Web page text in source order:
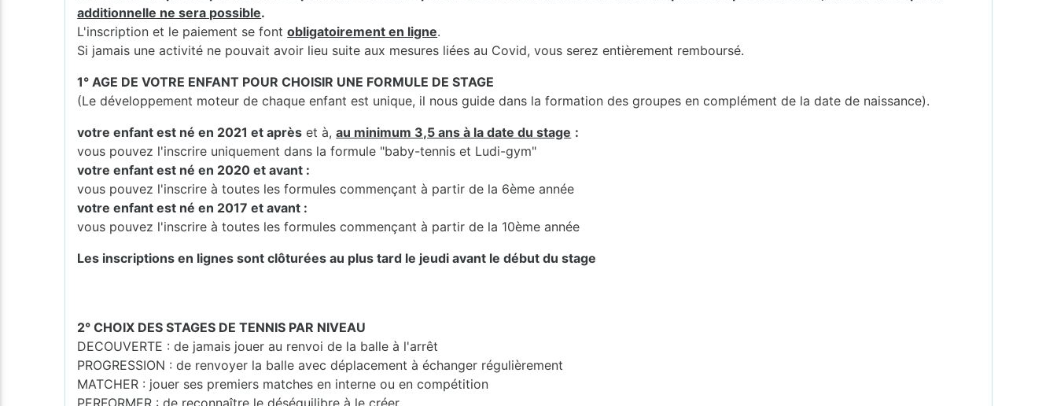
additionnelle ne sera possible.
L'inscription et le paiement se fontobligatoirement en ligne.
Si jamais une activité ne pouvait avoir lieu suite aux mesures liées au Covid, vous serez entièrement remboursé.
1° AGE DE VOTRE ENFANT POUR CHOISIR UNE FORMULE DE STAGE
(Le développement moteur de chaque enfant est unique, il nous guide dans la formation des groupes en complément de la date de naissance).
votre enfant est né en 2021 et après et à,au minimum 3,5 ans à la date du stage :
vous pouvez l'inscrire uniquement dans la formule "baby-tennis et Ludi-gym"
votre enfant est né en 2020 et avant :
vous pouvez l'inscrire à toutes les formules commençant à partir de la 6ème année
votre enfant est né en 2017 et avant :
vous pouvez l'inscrire à toutes les formules commençant à partir de la 10ème année
Les inscriptions en lignes sont clôturées au plus tard le jeudi avant le début du stage
2° CHOIX DES STAGES DE TENNIS PAR NIVEAU
DECOUVERTE : de jamais jouer au renvoi de la balle à l'arrêt
PROGRESSION : de renvoyer la balle avec déplacement à échanger régulièrement
MATCHER : jouer ses premiers matches en interne ou en compétition
PERFORMER : de reconnaître le déséquilibre à le créer